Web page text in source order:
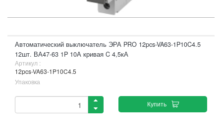
Автоматический выключатель ЭРА PRO 12pcs-VA63-1P10C4.5
12шт. ВА47-63 1P 10А кривая C 4,5кА
Артикул :
12pcs-VA63-1P10C4.5
Упаковка
Купить